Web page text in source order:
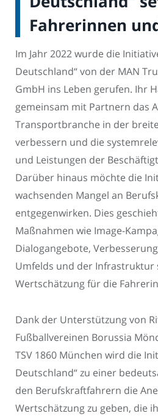
Fahrerinnen
Im Jahr 2022 wurde die
Deutschland“ von der MAN
GmbH ins Leben gerufen. Ihr
gemeinsam mit Partnern das
Transportbranche in der
verbessern und die
und Leistungen der
Darüber hinaus möchte die
wachsenden Mangel an
entgegenwirken. Dies
Maßnahmen wie Image-
Dialogangebote,
Umfelds und der Infrastruktur
Wertschätzung für die
Dank der Unterstützung von
Fußballvereinen Borussia
TSV 1860 München wird die
Deutschland“ zu einer
den Berufskraftfahrern die
Wertschätzung zu geben, die